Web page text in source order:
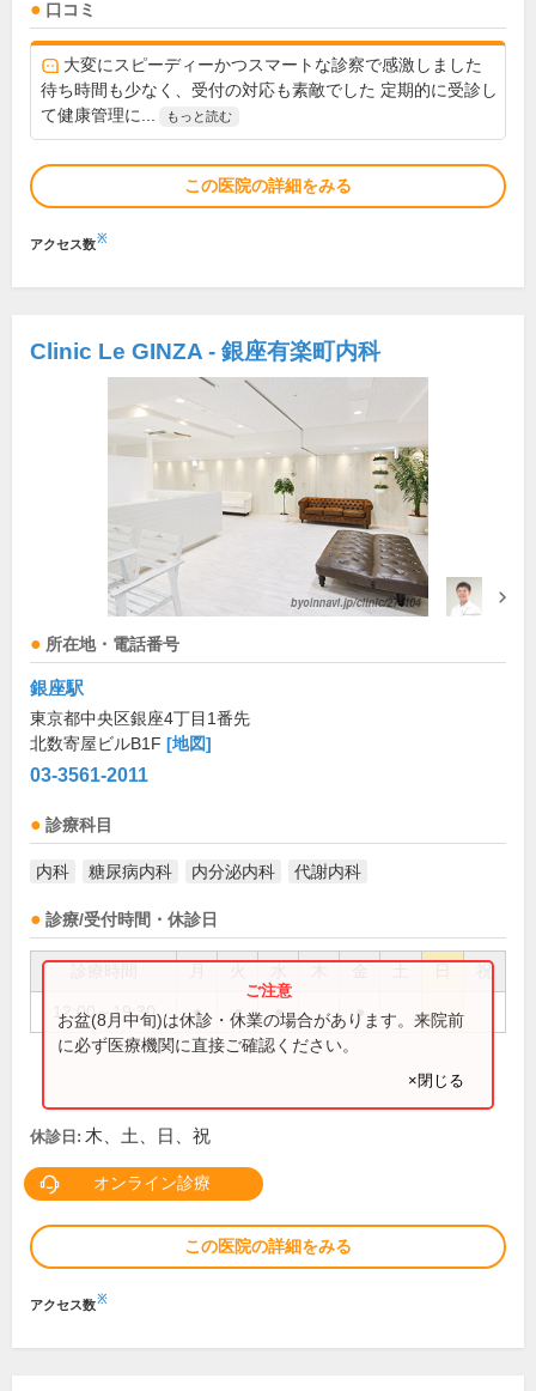
口コミ
大変にスピーディーかつスマートな診察で感激しました
待ち時間も少なく、受付の対応も素敵でした 定期的に受診し
て健康管理に...
もっと読む
この医院の詳細をみる
アクセス数※
Clinic Le GINZA - 銀座有楽町内科
所在地・電話番号
銀座駅
東京都中央区銀座4丁目1番先
北数寄屋ビルB1F [地図]
03-3561-2011
診療科目
内科 糖尿病内科 内分泌内科 代謝内科
診療/受付時間・休診日
祝
12:00～19:30 ● ● ● ●
お盆(8月中旬)は休診・休業の場合があります。来院前
に必ず医療機関に直接ご確認ください。
×閉じる
休診日: 木、土、日、祝
オンライン診療
この医院の詳細をみる
アクセス数※